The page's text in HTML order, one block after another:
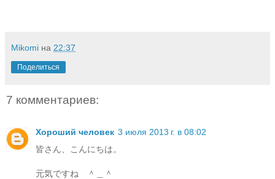
Mikomi на 22:37
Поделиться
7 комментариев:
Хороший человек 3 июля 2013 г. в 08:02
皆さん、こんにちは。
元気ですね ＾＿＾